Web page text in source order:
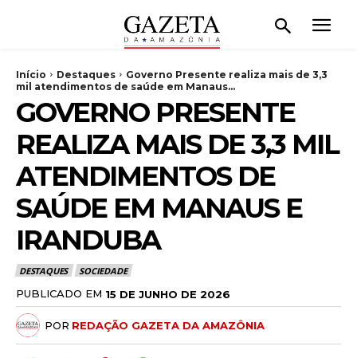
Início Destaques
Governo Presente realiza mais de 3,3
mil atendimentos de saúde em Manaus...
GOVERNO PRESENTE
REALIZA MAIS DE 3,3 MIL
ATENDIMENTOS DE
SAÚDE EM MANAUS E
IRANDUBA
DESTAQUES SOCIEDADE
PUBLICADO EM 15 DE JUNHO DE 2026
POR REDAÇÃO GAZETA DA AMAZÔNIA